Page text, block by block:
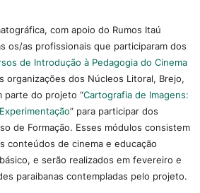
com apoio do Rumos Itaú
os/as profissionais que participaram dos
de Introdução à Pedagogia do Cinema
organizações dos Núcleos Litoral, Brejo,
parte do projeto “Cartografia de Imagens:
” para participar dos
de Formação. Esses módulos consistem
conteúdos de cinema e educação
e serão realizados em fevereiro e
paraibanas contempladas pelo projeto.